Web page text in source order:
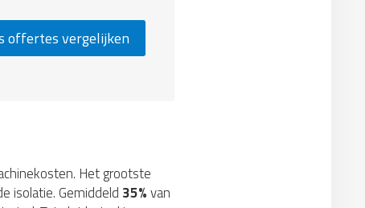
offertes vergelijken
Het grootste
isolatie. Gemiddeld 35%van